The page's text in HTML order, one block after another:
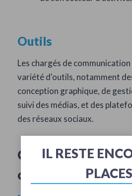
Outils
Les chargés de
variété d'outils, notamment
conception graphique, de
suivi des médias, et des
des réseaux sociaux.
Comment devenir
communication ?
IL RESTE
PLACES